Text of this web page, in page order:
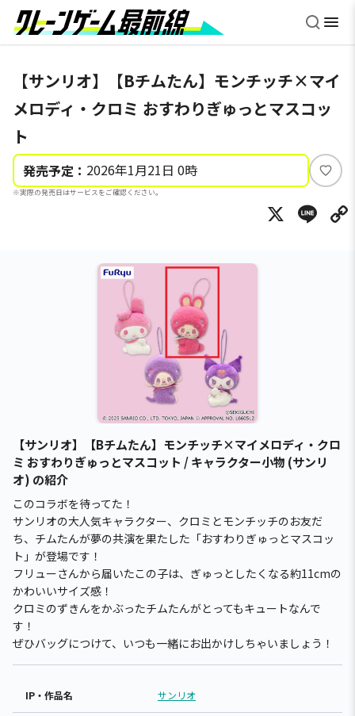
【サンリオ】【Bチムたん】モンチッチ×マイ
メロディ・クロミ おすわりぎゅっとマスコッ
ト
発売予定： 2026年1月21日 0時
※実際の発売日はサービスをご確認ください。
い
ね
X
【サンリオ】【Bチムたん】モンチッチ×マイメロディ・クロ
ミ おすわりぎゅっとマスコット / キャラクター小物 (サンリ
オ) の紹介
このコラボを待ってた！
サンリオの大人気キャラクター、クロミとモンチッチのお友だ
ち、チムたんが夢の共演を果たした「おすわりぎゅっとマスコッ
ト」が登場です！
フリューさんから届いたこの子は、ぎゅっとしたくなる約11cmの
かわいいサイズ感！
クロミのずきんをかぶったチムたんがとってもキュートなんで
す！
ぜひバッグにつけて、いつも一緒にお出かけしちゃいましょう！
IP・作品名 サンリオ